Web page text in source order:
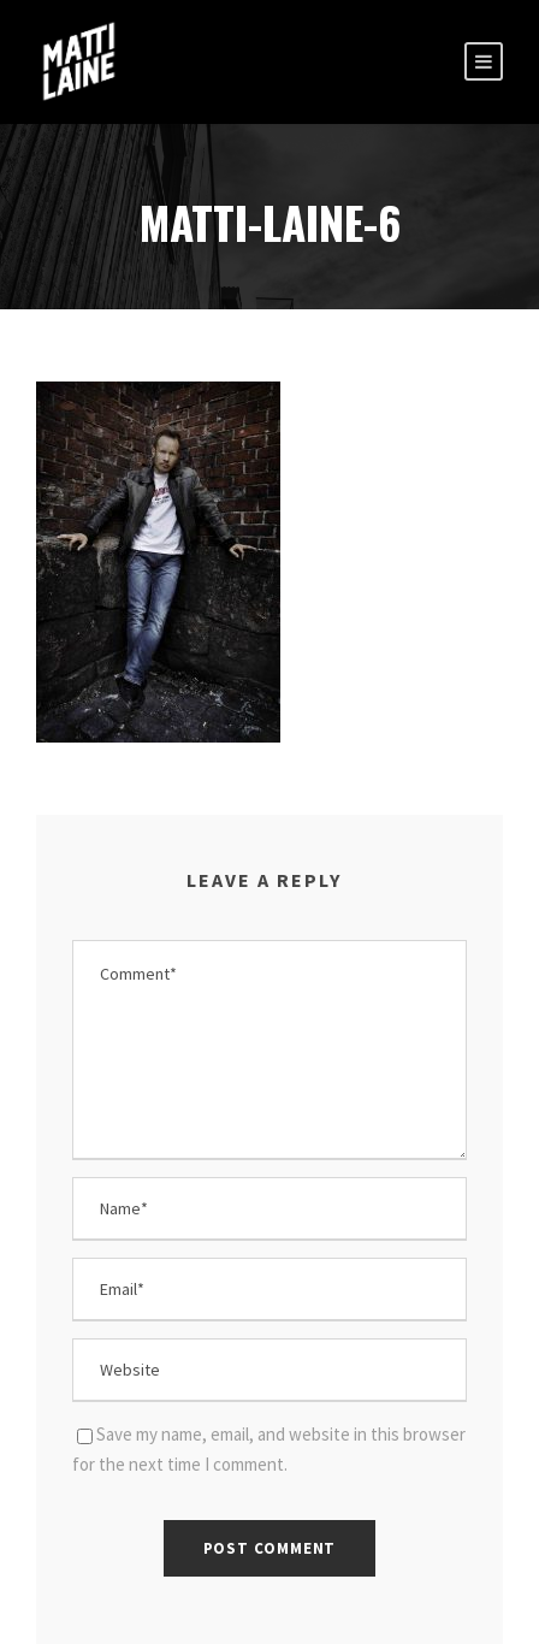
MATTI-LAINE-6
LEAVE A REPLY
Save my name, email, and website in this browser
for the next time I comment.